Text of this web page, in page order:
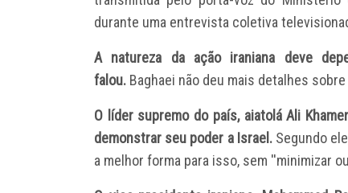
durante uma entrevista coletiva
A natureza da ação iraniana deve
falou. Baghaei não deu mais detalhes
O líder supremo do país, aiatolá Ali
demonstrar seu poder a Israel.Segundo
a melhor forma para isso, sem ''minimizar